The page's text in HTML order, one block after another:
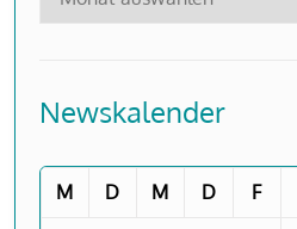
Newskalender
M D M D F